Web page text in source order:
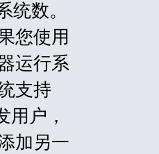
统数。
您使用
运行系
支持
用户，
加另一